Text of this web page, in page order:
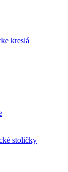
kreslá
stoličky